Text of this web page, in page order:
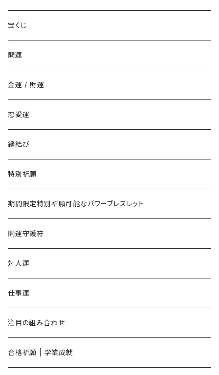
職場でいじめられたくない
恋愛でライバルに勝ちたい
子年
丑年
寅年
卯年
辰年
巳年
午年
未年
申年
酉年
戌年
亥年
宝くじ
開運
金運 / 財運
恋愛運
縁結び
特別祈願
期間限定特別祈願可能なパワーブレスレット
開運守護符
対人運
仕事運
注目の組み合わせ
合格祈願 | 学業成就